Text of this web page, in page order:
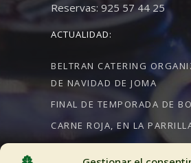
Reservas: 925 57 44 25
ACTUALIDAD:
BELTRAN CATERING
DE NAVIDAD DE JOMA
FINAL DE TEMPORADA DE
CARNE ROJA, EN LA